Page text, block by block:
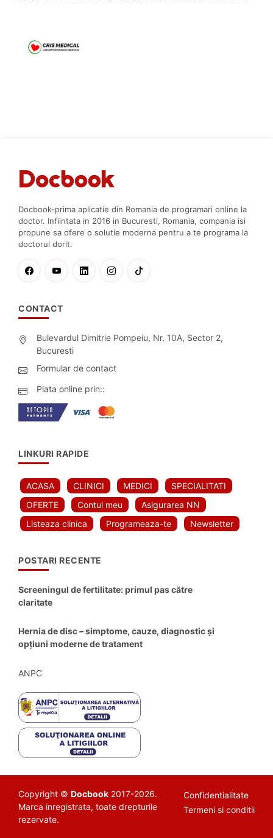
Docbook-prima aplicatie din Romania de programari online la
doctor. Infiintata in 2016 in Bucuresti, Romania, compania isi
propune sa ofere o solutie moderna pentru a te programa la
doctorul dorit.
CONTACT
Bulevardul Dimitrie Pompeiu, Nr. 10A, Sector 2,
Bucuresti
Formular de contact
Plata online prin::
LINKURI RAPIDE
ACASA CLINICI MEDICI
SPECIALITATI
OFERTE
Contul meu
Asigurarea NN
Listeaza clinica
Programeaza-te Newsletter
POSTARI RECENTE
Screeningul de fertilitate: primul pas către
claritate
Hernia de disc – simptome, cauze, diagnostic și
opțiuni moderne de tratament
ANPC
Copyright © Docbook 2017-2026.
Marca inregistrata, toate drepturile
rezervate.
Confidentialitate
Termeni si conditii